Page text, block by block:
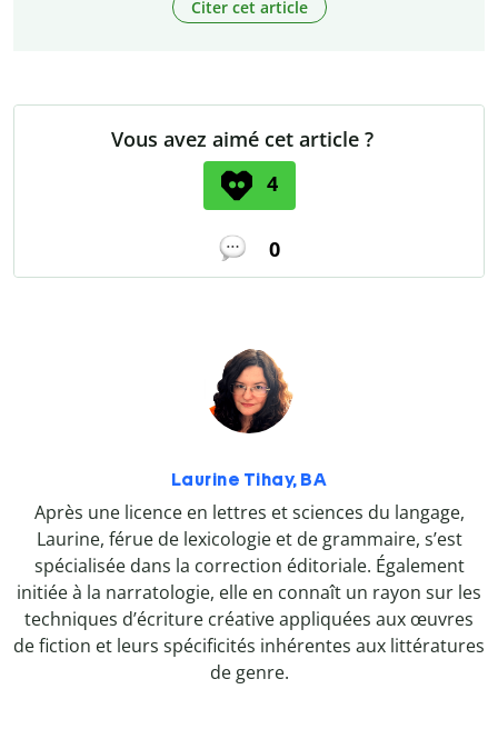
Citer cet article
Vous avez aimé cet article ?
4
0
Laurine Tihay, BA
Après une licence en lettres et sciences du langage,
Laurine, férue de lexicologie et de grammaire, s’est
spécialisée dans la correction éditoriale. Également
initiée à la narratologie, elle en connaît un rayon sur les
techniques d’écriture créative appliquées aux œuvres
de fiction et leurs spécificités inhérentes aux littératures
de genre.